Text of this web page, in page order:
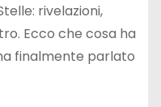
rivelazioni,
Ecco che cosa ha
finalmente parlato